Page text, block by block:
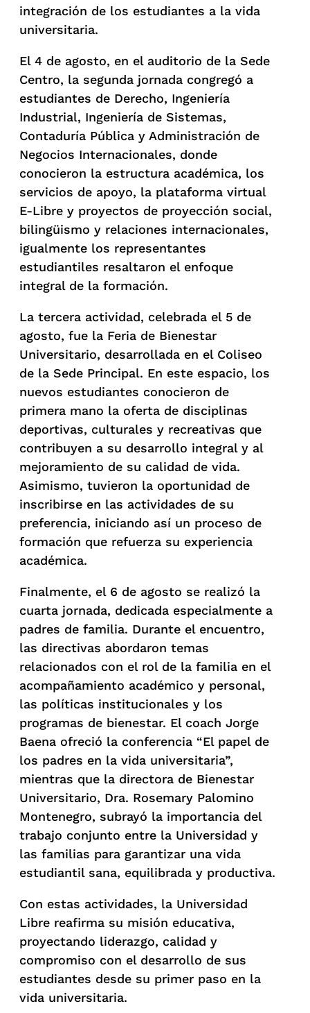
integración de los estudiantes a la vida
universitaria.
El 4 de agosto, en el auditorio de la Sede
Centro, la segunda jornada congregó a
estudiantes de Derecho, Ingeniería
Industrial, Ingeniería de Sistemas,
Contaduría Pública y Administración de
Negocios Internacionales, donde
conocieron la estructura académica, los
servicios de apoyo, la plataforma virtual
E-Libre y proyectos de proyección social,
bilingüismo y relaciones internacionales,
igualmente los representantes
estudiantiles resaltaron el enfoque
integral de la formación.
La tercera actividad, celebrada el 5 de
agosto, fue la Feria de Bienestar
Universitario, desarrollada en el Coliseo
de la Sede Principal. En este espacio, los
nuevos estudiantes conocieron de
primera mano la oferta de disciplinas
deportivas, culturales y recreativas que
contribuyen a su desarrollo integral y al
mejoramiento de su calidad de vida.
Asimismo, tuvieron la oportunidad de
inscribirse en las actividades de su
preferencia, iniciando así un proceso de
formación que refuerza su experiencia
académica.
Finalmente, el 6 de agosto se realizó la
cuarta jornada, dedicada especialmente a
padres de familia. Durante el encuentro,
las directivas abordaron temas
relacionados con el rol de la familia en el
acompañamiento académico y personal,
las políticas institucionales y los
programas de bienestar. El coach Jorge
Baena ofreció la conferencia “El papel de
los padres en la vida universitaria”,
mientras que la directora de Bienestar
Universitario, Dra. Rosemary Palomino
Montenegro, subrayó la importancia del
trabajo conjunto entre la Universidad y
las familias para garantizar una vida
estudiantil sana, equilibrada y productiva.
Con estas actividades, la Universidad
Libre reafirma su misión educativa,
proyectando liderazgo, calidad y
compromiso con el desarrollo de sus
estudiantes desde su primer paso en la
vida universitaria.